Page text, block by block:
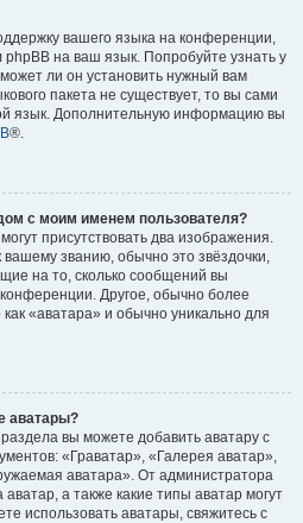
вашего языка на конференции,
на ваш язык. Попробуйте узнать у
ли он установить нужный вам
пакета не существует, то вы сами
язык. Дополнительную информацию вы
®.
с моим именем пользователя?
присутствовать два изображения.
званию, обычно это звёздочки,
на то, сколько сообщений вы
Другое, обычно более
«аватара» и обычно уникально для
аватары?
вы можете добавить аватару с
«Граватар», «Галерея аватар»,
аватара». От администратора
а также какие типы аватар могут
использовать аватары, свяжитесь с